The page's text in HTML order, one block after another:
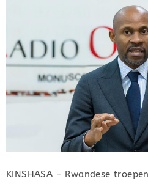
KINSHASA – Rwandese